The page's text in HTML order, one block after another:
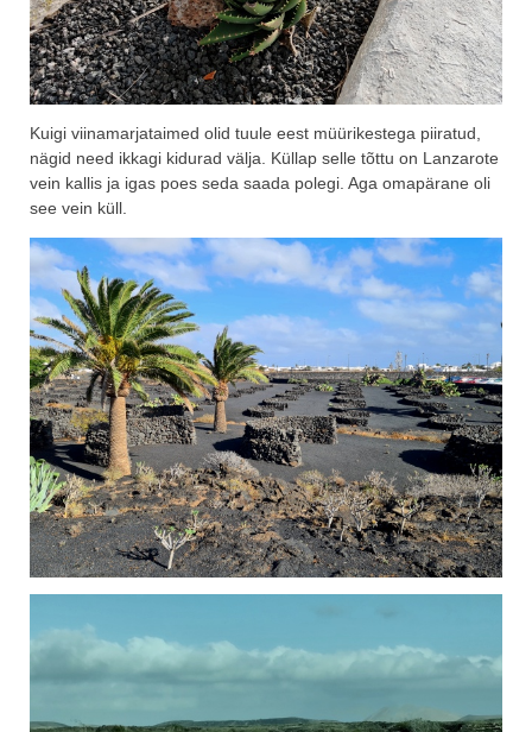
Kuigi viinamarjataimed olid tuule eest müürikestega piiratud,
nägid need ikkagi kidurad välja. Küllap selle tõttu on Lanzarote
vein kallis ja igas poes seda saada polegi. Aga omapärane oli
see vein küll.